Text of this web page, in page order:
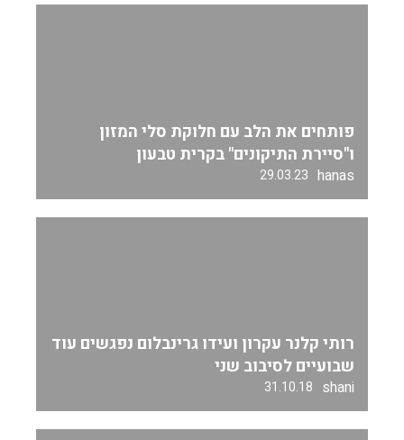
פותחים את הלב עם חלוקת סלי המזון
ו"סיירת התיקונים" בקרית טבעון
hanas
29.03.23
רותי קלנר עקרון ועידו גרינבלום נפגשים עוד
שבועיים לסיבוב שני
shani
31.10.18